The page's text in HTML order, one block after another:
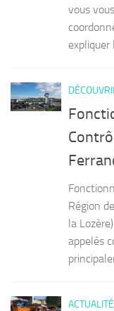
vous
Région
la
appelés